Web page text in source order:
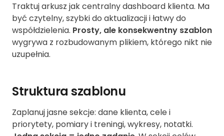
Traktuj arkusz jak centralny dashboard klienta. Ma
być czytelny, szybki do aktualizacji i łatwy do
współdzielenia. Prosty, ale konsekwentny szablon
wygrywa z rozbudowanym plikiem, którego nikt nie
uzupełnia.
Struktura szablonu
Zaplanuj jasne sekcje: dane klienta, cele i
priorytety, pomiary i treningi, wykresy, notatki.